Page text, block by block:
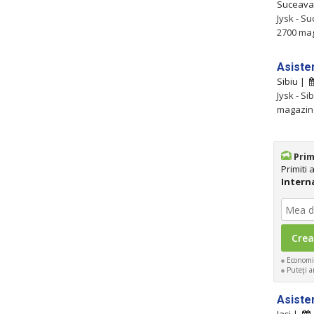
Jysk -
2700
Sibiu |
Jysk -
Primiti
Puteţi